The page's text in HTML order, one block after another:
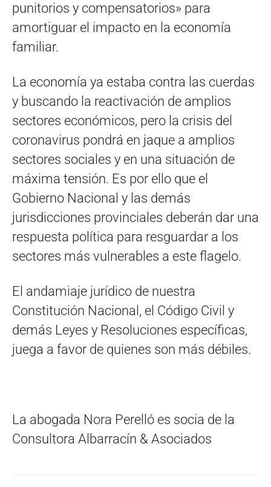
punitorios y compensatorios» para
amortiguar el impacto en la economía
familiar.
La economía ya estaba contra las cuerdas
y buscando la reactivación de amplios
sectores económicos, pero la crisis del
coronavirus pondrá en jaque a amplios
sectores sociales y en una situación de
máxima tensión. Es por ello que el
Gobierno Nacional y las demás
jurisdicciones provinciales deberán dar una
respuesta política para resguardar a los
sectores más vulnerables a este flagelo.
El andamiaje jurídico de nuestra
Constitución Nacional, el Código Civil y
demás Leyes y Resoluciones específicas,
juega a favor de quienes son más débiles.
La abogada Nora Perelló es socia de la
Consultora Albarracín & Asociados